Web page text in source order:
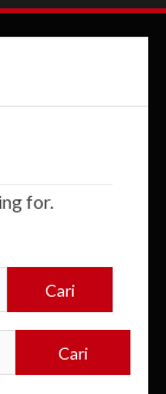
for.